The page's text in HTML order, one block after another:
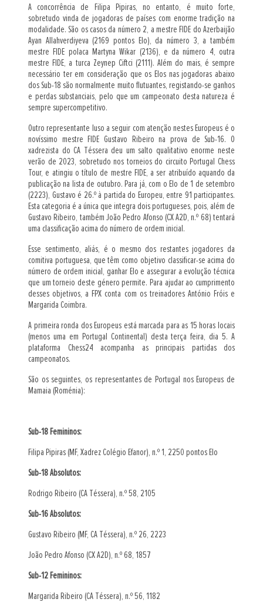
A concorrência de Filipa Pipiras, no entanto, é muito forte,
sobretudo vinda de jogadoras de países com enorme tradição na
modalidade. São os casos da número 2, a mestre FIDE do Azerbaijão
Ayan Allahverdiyeva (2169 pontos Elo), da número 3, a também
mestre FIDE polaca Martyna Wikar (2136), e da número 4, outra
mestre FIDE, a turca Zeynep Ciftci (2111). Além do mais, é sempre
necessário ter em consideração que os Elos nas jogadoras abaixo
dos Sub-18 são normalmente muito flutuantes, registando-se ganhos
e perdas substanciais, pelo que um campeonato desta natureza é
sempre supercompetitivo.
Outro representante luso a seguir com atenção nestes Europeus é o
novíssimo mestre FIDE Gustavo Ribeiro na prova de Sub-16. O
xadrezista do CA Téssera deu um salto qualitativo enorme neste
verão de 2023, sobretudo nos torneios do circuito Portugal Chess
Tour, e atingiu o título de mestre FIDE, a ser atribuído aquando da
publicação na lista de outubro. Para já, com o Elo de 1 de setembro
(2223), Gustavo é 26.º à partida do Europeu, entre 91 participantes.
Esta categoria é a única que integra dois portugueses, pois, além de
Gustavo Ribeiro, também João Pedro Afonso (CX A2D, n.º 68) tentará
uma classificação acima do número de ordem inicial.
Esse sentimento, aliás, é o mesmo dos restantes jogadores da
comitiva portuguesa, que têm como objetivo classificar-se acima do
número de ordem inicial, ganhar Elo e assegurar a evolução técnica
que um torneio deste género permite. Para ajudar ao cumprimento
desses objetivos, a FPX conta com os treinadores António Fróis e
Margarida Coimbra.
A primeira ronda dos Europeus está marcada para as 15 horas locais
(menos uma em Portugal Continental) desta terça feira, dia 5. A
plataforma Chess24 acompanha as principais partidas dos
campeonatos.
São os seguintes, os representantes de Portugal nos Europeus de
Mamaia (Roménia):
Sub-18 Femininos:
Filipa Pipiras (MF, Xadrez Colégio Efanor), n.º 1, 2250 pontos Elo
Sub-18 Absolutos:
Rodrigo Ribeiro (CA Téssera), n.º 58, 2105
Sub-16 Absolutos:
Gustavo Ribeiro (MF, CA Téssera), n.º 26, 2223
João Pedro Afonso (CX A2D), n.º 68, 1857
Sub-12 Femininos:
Margarida Ribeiro (CA Téssera), n.º 56, 1182